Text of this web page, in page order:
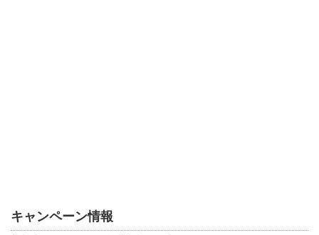
キャンペーン情報